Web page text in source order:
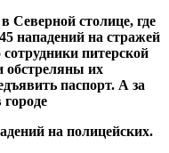
Северной столице, где
нападений на стражей
питерской
обстреляны их
паспорт. А за
городе
на полицейских.